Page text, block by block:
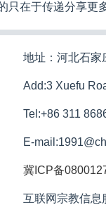
只在于传递分享更
地址：河北石家
Add:3 Xuefu
Tel:+86 311
E-
冀ICP备
互联网宗教信息